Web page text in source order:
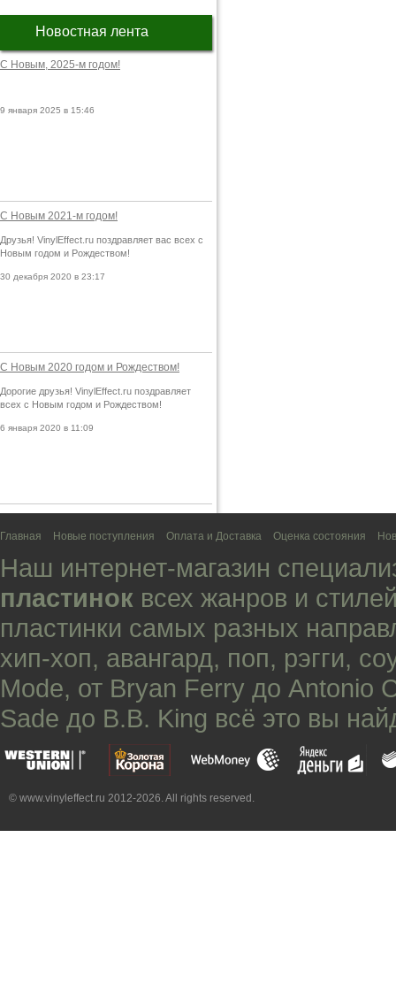
Новостная лента
С Новым, 2025-м годом!
9 января 2025 в 15:46
С Новым 2021-м годом!
Друзья! VinylEffect.ru поздравляет вас всех с
Новым годом и Рождеством!
30 декабря 2020 в 23:17
С Новым 2020 годом и Рождеством!
Дорогие друзья! VinylEffect.ru поздравляет
всех с Новым годом и Рождеством!
6 января 2020 в 11:09
Главная Новые поступления Оплата и Доставка Оценка состояния
Наш интернет-магазин
пластинок всех жанров и
пластинки самых разных
хип-хоп, авангард, поп, рэгги,
Mode, от Bryan Ferry до Antonio
Sade до B.B. King всё это вы
© www.vinyleffect.ru 2012-2026. All rights reserved.